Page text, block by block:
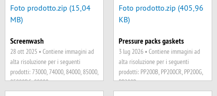
88000C, 95000, 98000, 99000, 99000,
A101, A101, A103, A200, A201, A202,
PP200B, PP200CR, PP200G, PP200R
51000A, 51000B, 51000C, 51000D
Foto prodotto.zip (15,04
MB)
Screenwash
28 ott 2025 • Contiene immagini ad
alta risoluzione per i seguenti
prodotti: 73000, 74000, 84000, 85000,
85000BG, 89000
Foto prodotto.zip (405,96
KB)
Pressure packs gaskets
3 lug 2026 • Contiene immagini ad
alta risoluzione per i seguenti
prodotti: PP200B, PP200CR, PP200G,
PP200R